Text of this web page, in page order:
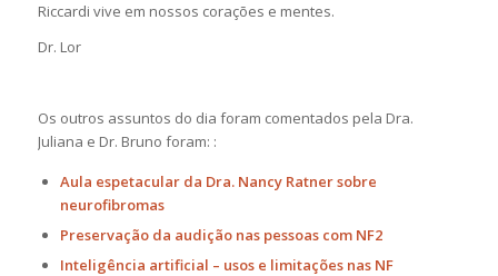
Riccardi vive em nossos corações e mentes.
Dr. Lor
Os outros assuntos do dia foram comentados pela Dra.
Juliana e Dr. Bruno foram: :
Aula espetacular da Dra. Nancy Ratner sobre
neurofibromas
Preservação da audição nas pessoas com NF2
Inteligência artificial – usos e limitações nas NF